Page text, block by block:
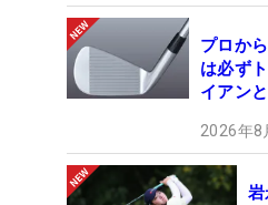
プロか
は必ず
イアン
2026年8